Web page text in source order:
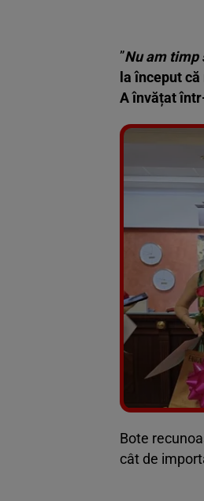
”Nu am timp
la început
A învățat
Bote
cât de